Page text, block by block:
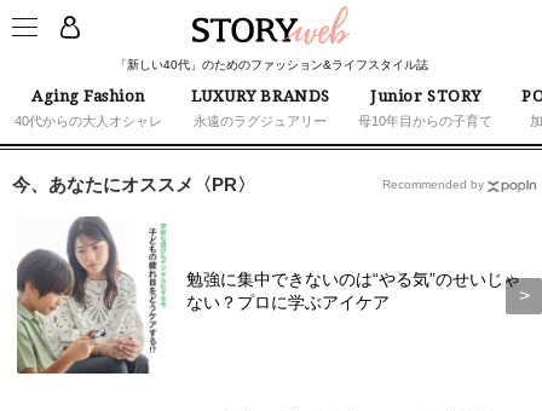
「新しい40代」のためのファッション&ライフスタイル誌
Aging Fashion
40代からの大人オシャレ
LUXURY BRANDS
永遠のラグジュアリー
Junior STORY
母10年目からの子育て
今、あなたにオススメ〈PR〉
勉強に集中できないのは“やる気”のせいじゃ
ない？プロに学ぶアイケア
Recommended by